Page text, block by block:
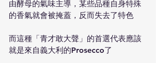
由酵母的氣味主導，某些品種自身特殊
的香氣就會被掩蓋，反而失去了特色
而這種「青才敢大聲」的首選代表應該
就是來自義大利的Prosecco了